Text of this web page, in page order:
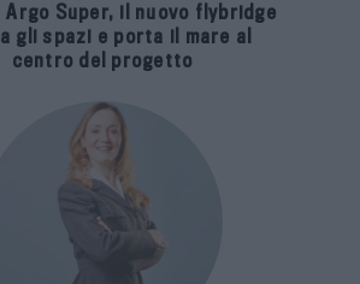
Argo Super, il nuovo flybridge
gli spazi e porta il mare al
centro del progetto